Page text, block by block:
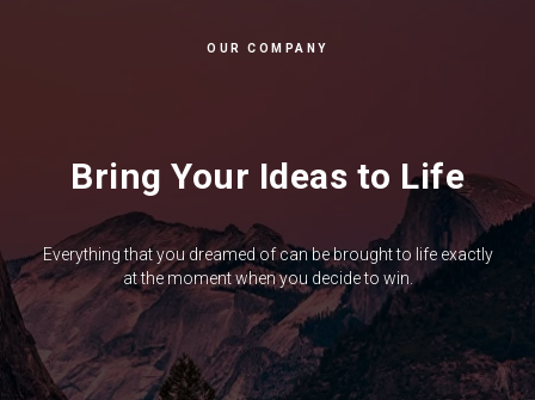
OUR COMPANY
Bring Your Ideas to Life
Everything that you dreamed of can be brought to life exactly
at the moment when you decide to win.